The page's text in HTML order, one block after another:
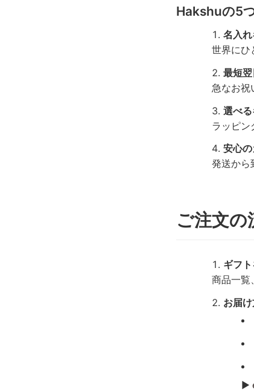
Hakshuの5
名入
世界にひ
最短
急なお祝
選べ
ラッピン
安心
発送から
ご注文の
ギフ
商品一覧
お届
▶︎